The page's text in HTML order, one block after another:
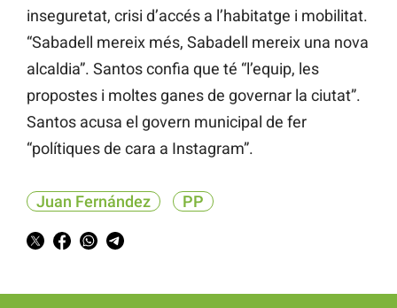
inseguretat, crisi d’accés a l’habitatge i mobilitat.
“Sabadell mereix més, Sabadell mereix una nova
alcaldia”. Santos confia que té “l’equip, les
propostes i moltes ganes de governar la ciutat”.
Santos acusa el govern municipal de fer
“polítiques de cara a Instagram”.
Juan Fernández PP